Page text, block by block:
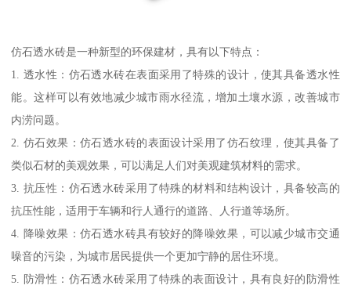
仿石透水砖是一种新型的环保建材，具有以下特点：
1. 透水性：仿石透水砖在表面采用了特殊的设计，使其具备透水性
能。这样可以有效地减少城市雨水径流，增加土壤水源，改善城市
内涝问题。
2. 仿石效果：仿石透水砖的表面设计采用了仿石纹理，使其具备了
类似石材的美观效果，可以满足人们对美观建筑材料的需求。
3. 抗压性：仿石透水砖采用了特殊的材料和结构设计，具备较高的
抗压性能，适用于车辆和行人通行的道路、人行道等场所。
4. 降噪效果：仿石透水砖具有较好的降噪效果，可以减少城市交通
噪音的污染，为城市居民提供一个更加宁静的居住环境。
5. 防滑性：仿石透水砖采用了特殊的表面设计，具有良好的防滑性